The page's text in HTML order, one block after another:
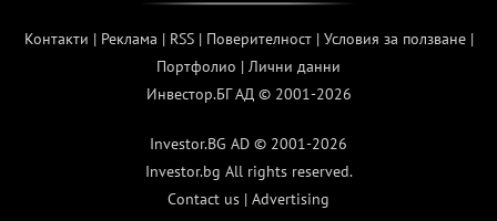
Контакти | Реклама | RSS| Поверителност| Условия за ползване|
Портфолио | Лични данни
Инвестор.БГ АД © 2001-2026
Investor.BG AD © 2001-2026
Investor.bg All rights reserved.
Contact us | Advertising